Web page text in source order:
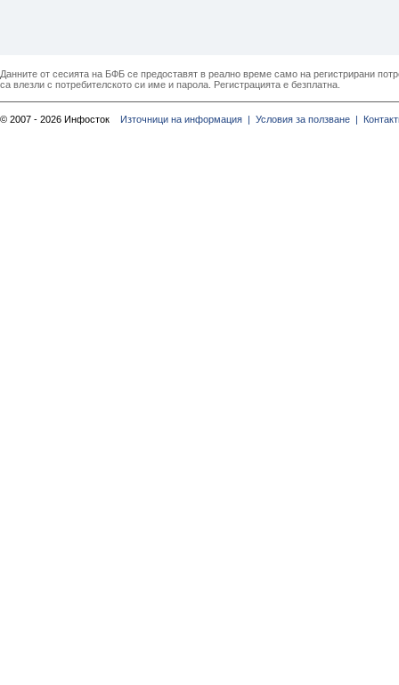
Данните от сесията на БФБ се предоставят в реално време само на регистрирани
са влезли с потребителското си име и парола. Регистрацията е безплатна.
© 2007 - 2026 Инфосток Източници на информация | Условия за ползване |